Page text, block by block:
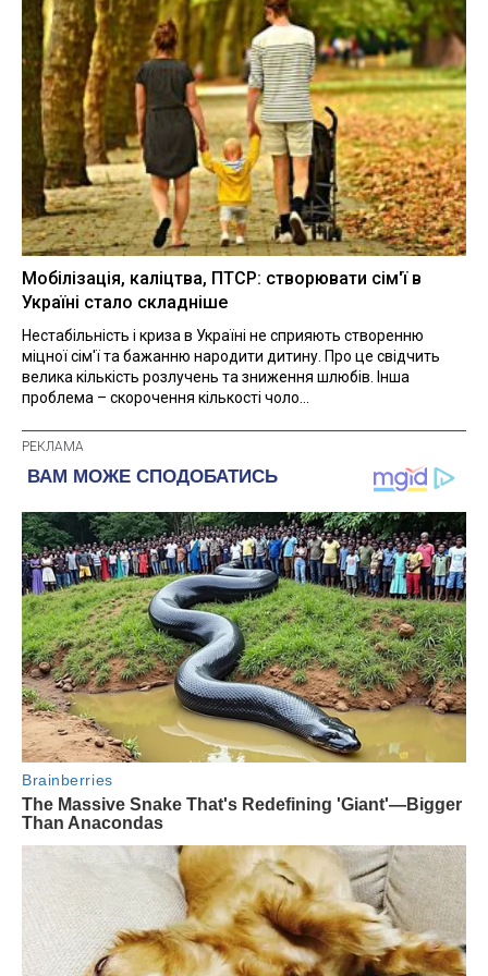
Мобілізація, каліцтва, ПТСР: створювати сім'ї в
Україні стало складніше
Нестабільність і криза в Україні не сприяють створенню
міцної сім'ї та бажанню народити дитину. Про це свідчить
велика кількість розлучень та зниження шлюбів. Інша
проблема – скорочення кількості чоло...